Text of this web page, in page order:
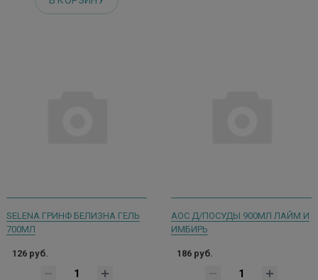
SELENA ГРИНФ БЕЛИЗНА ГЕЛЬ
700МЛ
126 руб.
АОС Д/ПОСУДЫ 900МЛ ЛАЙМ И
ИМБИРЬ
186 руб.